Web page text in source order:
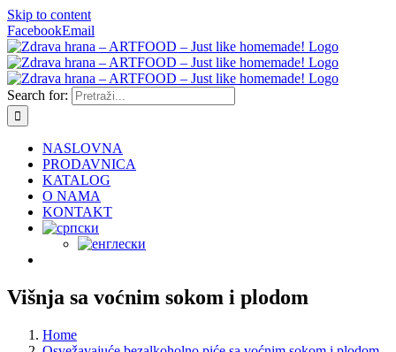
Skip to content
FacebookEmail
Search for:
NASLOVNA
PRODAVNICA
KATALOG
O NAMA
KONTAKT
Višnja sa voćnim sokom i plodom
Home